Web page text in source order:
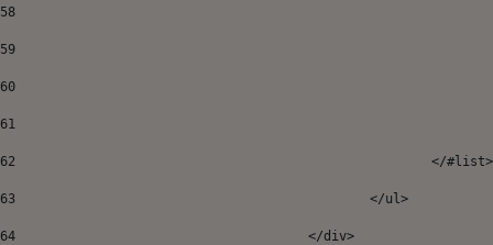
58
59
60
61
62
</
63
						</ul>
64